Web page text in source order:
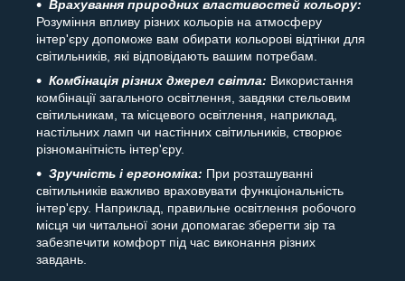
Врахування природних властивостей кольору:
Розуміння впливу різних кольорів на атмосферу
інтер'єру допоможе вам обирати кольорові відтінки для
світильників, які відповідають вашим потребам.
Комбінація різних джерел світла: Використання
комбінації загального освітлення, завдяки стельовим
світильникам, та місцевого освітлення, наприклад,
настільних ламп чи настінних світильників, створює
різноманітність інтер'єру.
Зручність і ергономіка: При розташуванні
світильників важливо враховувати функціональність
інтер'єру. Наприклад, правильне освітлення робочого
місця чи читальної зони допомагає зберегти зір та
забезпечити комфорт під час виконання різних
завдань.